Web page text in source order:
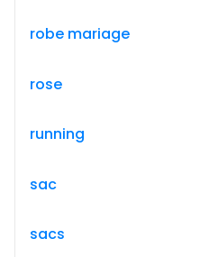
robe mariage
rose
running
sac
sacs